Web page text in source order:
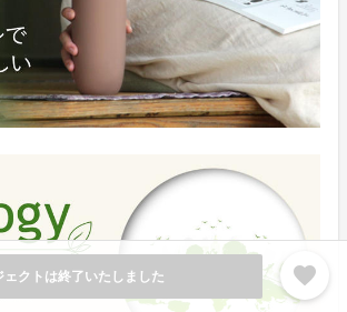
ェクトは終了いたしました favorite